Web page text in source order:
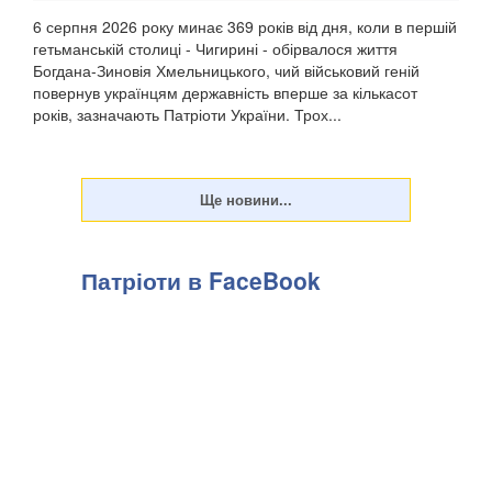
6 серпня 2026 року минає 369 років від дня, коли в першій
гетьманській столиці - Чигирині - обірвалося життя
Богдана-Зиновія Хмельницького, чий військовий геній
повернув українцям державність вперше за кількасот
років, зазначають Патріоти України. Трох...
Патріоти в FaceBook